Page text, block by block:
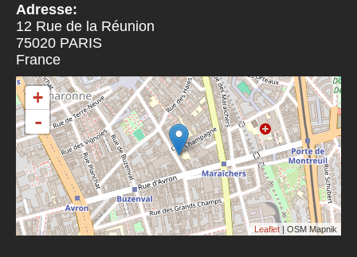
Adresse:
12 Rue de la Réunion
75020 PARIS
France
+
-
Leaflet | OSM Mapnik